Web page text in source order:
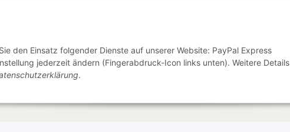
Newsletter
den Einsatz folgender Dienste auf unserer Website: PayPal Express
jederzeit ändern (Fingerabdruck-Icon links unten). Weitere Details
.